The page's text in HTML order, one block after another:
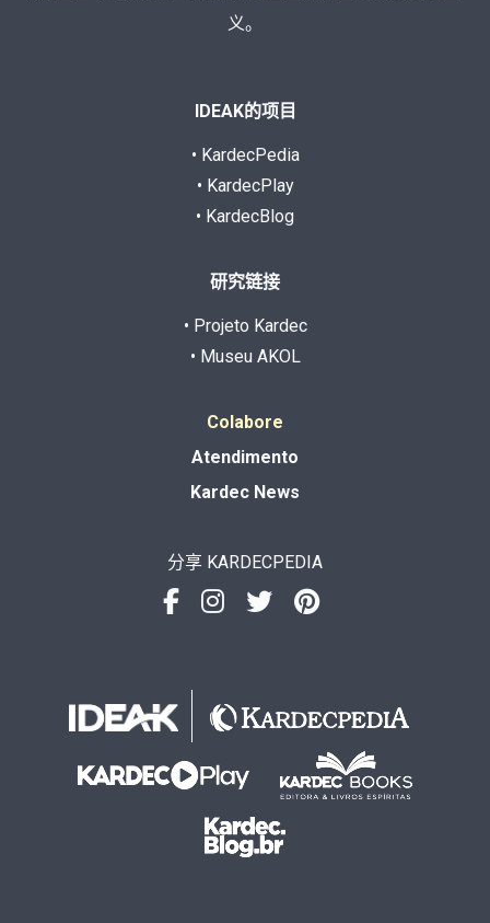
义。
IDEAK的项目
• KardecPedia
• KardecPlay
• KardecBlog
研究链接
• Projeto Kardec
• Museu AKOL
Colabore
Atendimento
Kardec News
分享 KARDECPEDIA